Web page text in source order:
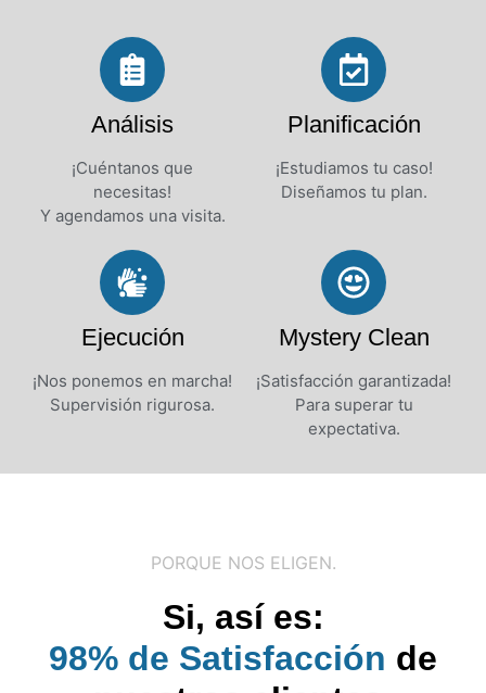
Análisis
¡Cuéntanos que
necesitas!
Y agendamos una visita.
Planificación
¡Estudiamos tu caso!
Diseñamos tu plan.
Ejecución
¡Nos ponemos en marcha!
Supervisión rigurosa.
Mystery Clean
¡Satisfacción garantizada!
Para superar tu
expectativa.
PORQUE NOS ELIGEN.
Si, así es:
98% de Satisfacción de